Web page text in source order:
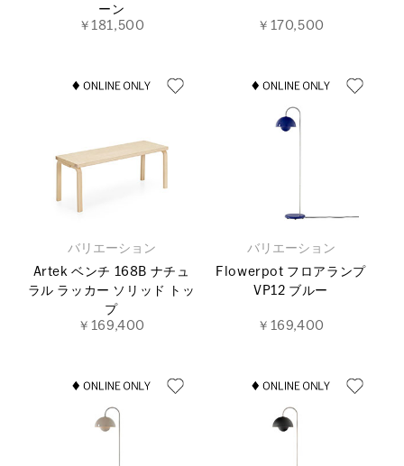
ーン
￥181,500
￥170,500
バリエーション
Artek ベンチ 168B ナチュ
ラル ラッカー ソリッド トッ
プ
￥169,400
バリエーション
Flowerpot フロアランプ
VP12 ブルー
￥169,400